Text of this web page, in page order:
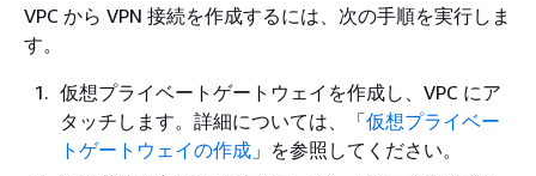
VPC から VPN 接続を作成するには、次の手順を実行しま
す。
仮想プライベートゲートウェイを作成し、VPC にア
タッチします。詳細については、「仮想プライベー
トゲートウェイの作成 」を参照してください。